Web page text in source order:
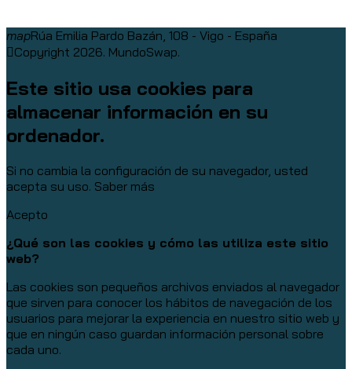
mapRúa Emilia Pardo Bazán, 108 - Vigo - España
Copyright 2026. MundoSwap.
Este sitio usa cookies para
almacenar información en su
ordenador.
Si no cambia la configuración de su navegador, usted
acepta su uso. Saber más
Acepto
¿Qué son las cookies y cómo las utiliza este sitio
web?
Las cookies son pequeños archivos enviados al navegador
que sirven para conocer los hábitos de navegación de los
usuarios para mejorar la experiencia en nuestro sitio web y
que en ningún caso guardan información personal sobre
cada uno.